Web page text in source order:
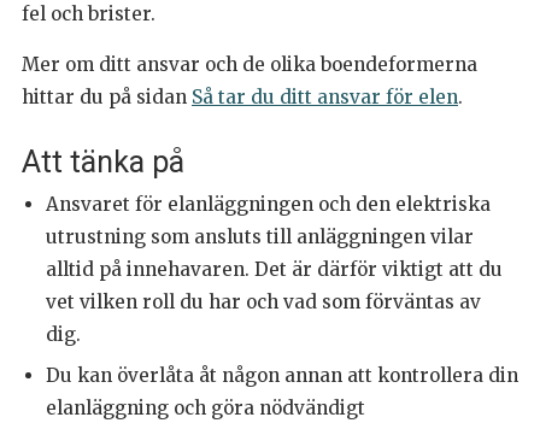
fel och brister.
Mer om ditt ansvar och de olika boendeformerna
hittar du på sidan Så tar du ditt ansvar för elen.
Att tänka på
Ansvaret för elanläggningen och den elektriska
utrustning som ansluts till anläggningen vilar
alltid på innehavaren. Det är därför viktigt att du
vet vilken roll du har och vad som förväntas av
dig.
Du kan överlåta åt någon annan att kontrollera din
elanläggning och göra nödvändigt